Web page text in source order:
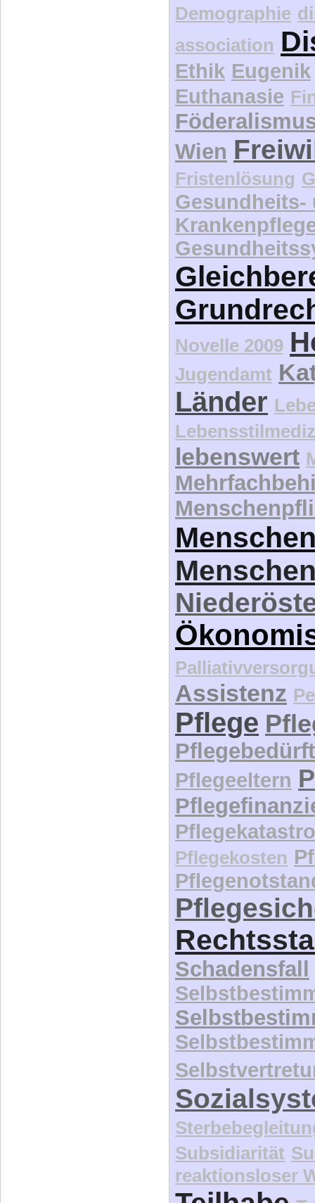
Demographie
association
Ethik Eugenik
Euthanasie
Wien
Fristenlösung
Gesundheits-
Novelle 2009
Jugendamt
Länder
lebenswert
Assistenz
Pflege
Pflegeeltern
Pflegekosten
Schadensfall
Subsidiarität
reaktionsloser